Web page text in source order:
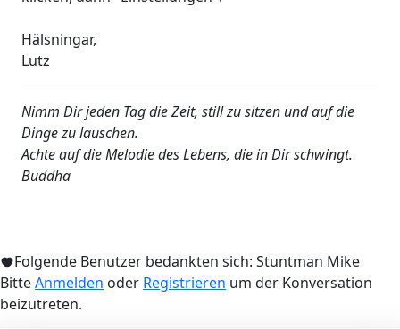
Hälsningar,
Lutz
Nimm Dir jeden Tag die Zeit, still zu sitzen und auf die
Dinge zu lauschen.
Achte auf die Melodie des Lebens, die in Dir schwingt.
Buddha
Folgende Benutzer bedankten sich: Stuntman Mike
BitteAnmelden oder Registrieren um der Konversation
beizutreten.